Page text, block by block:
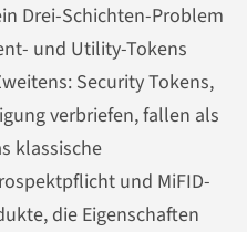
Drei-Schichten-Problem
und Utility-Tokens
Security Tokens,
verbriefen, fallen als
klassische
und MiFID-
die Eigenschaften